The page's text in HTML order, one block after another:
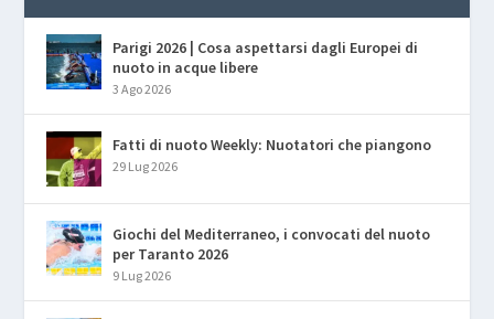
Parigi 2026 | Cosa aspettarsi dagli Europei di
nuoto in acque libere
3 Ago 2026
Fatti di nuoto Weekly: Nuotatori che piangono
29 Lug 2026
Giochi del Mediterraneo, i convocati del nuoto
per Taranto 2026
9 Lug 2026